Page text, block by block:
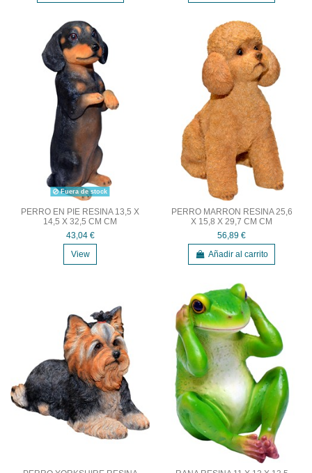
Fuera de stock
PERRO EN PIE RESINA 13,5 X
14,5 X 32,5 CM CM
43,04 €
View
PERRO MARRON RESINA 25,6
X 15,8 X 29,7 CM CM
56,89 €
Añadir al carrito